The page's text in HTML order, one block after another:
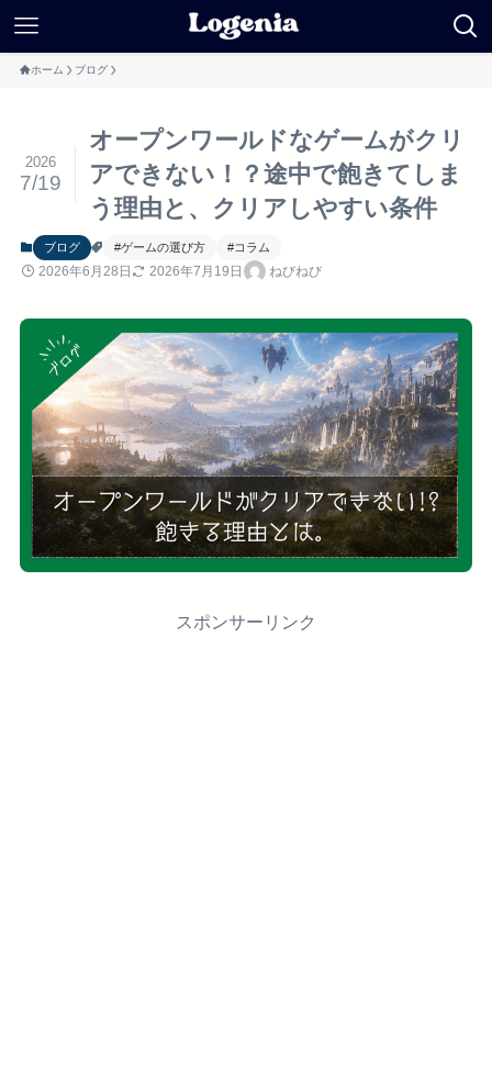
ホーム ブログ
オープンワールドなゲームがクリ
アできない！？途中で飽きてしま
う理由と、クリアしやすい条件
2026
7/19
ブログ #ゲームの選び方 #コラム
2026年6月28日 2026年7月19日 ねびねび
スポンサーリンク